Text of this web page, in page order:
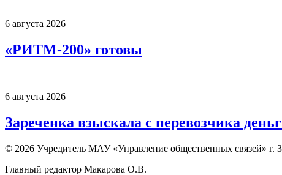
6 августа 2026
«РИТМ-200» готовы
6 августа 2026
Зареченка взыскала с перевозчика
© 2026 Учредитель МАУ «Управление общественных связей» г.
Главный редактор Макарова О.В.